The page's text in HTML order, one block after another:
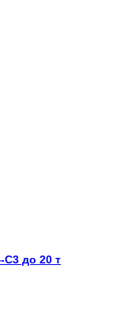
C3 до 20 т